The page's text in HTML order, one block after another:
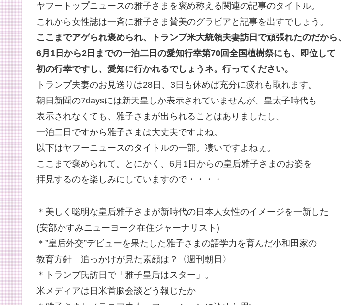
ヤフートップニュースの雅子さまを褒め称える関連の記事のタイトル。
これから女性誌は一斉に雅子さま賛美のグラビアと記事を出すでしょう。
ここまでアゲられ褒められ、トランプ米大統領夫妻訪日で頑張れたのだから、
6月1日から2日までの一泊二日の愛知行幸第70回全国植樹祭にも、即位して
初の行幸ですし、愛知に行かれるでしょうネ。行ってください。
トランプ夫妻のお見送りは28日、3日も休めば充分に疲れも取れます。
朝日新聞の7daysには新天皇しか表示されていませんが、皇太子時代も
表示されなくても、雅子さまが出られることはありましたし、
一泊二日ですから雅子さまは大丈夫ですよね。
以下はヤフーニュースのタイトルの一部。凄いですよねぇ。
ここまで褒められて。とにかく、6月1日からの皇后雅子さまのお姿を
拝見するのを楽しみにしていますので・・・・
＊美しく聡明な皇后雅子さまが新時代の日本人女性のイメージを一新した
(安部かすみニューヨーク在住ジャーナリスト)
＊”皇后外交”デビューを果たした雅子さまの語学力を育んだ小和田家の
教育方針 追っかけが見た素顔は？〈週刊朝日〉
＊トランプ氏訪日で「雅子皇后はスター」。
米メディアは日米首脳会談どう報じたか